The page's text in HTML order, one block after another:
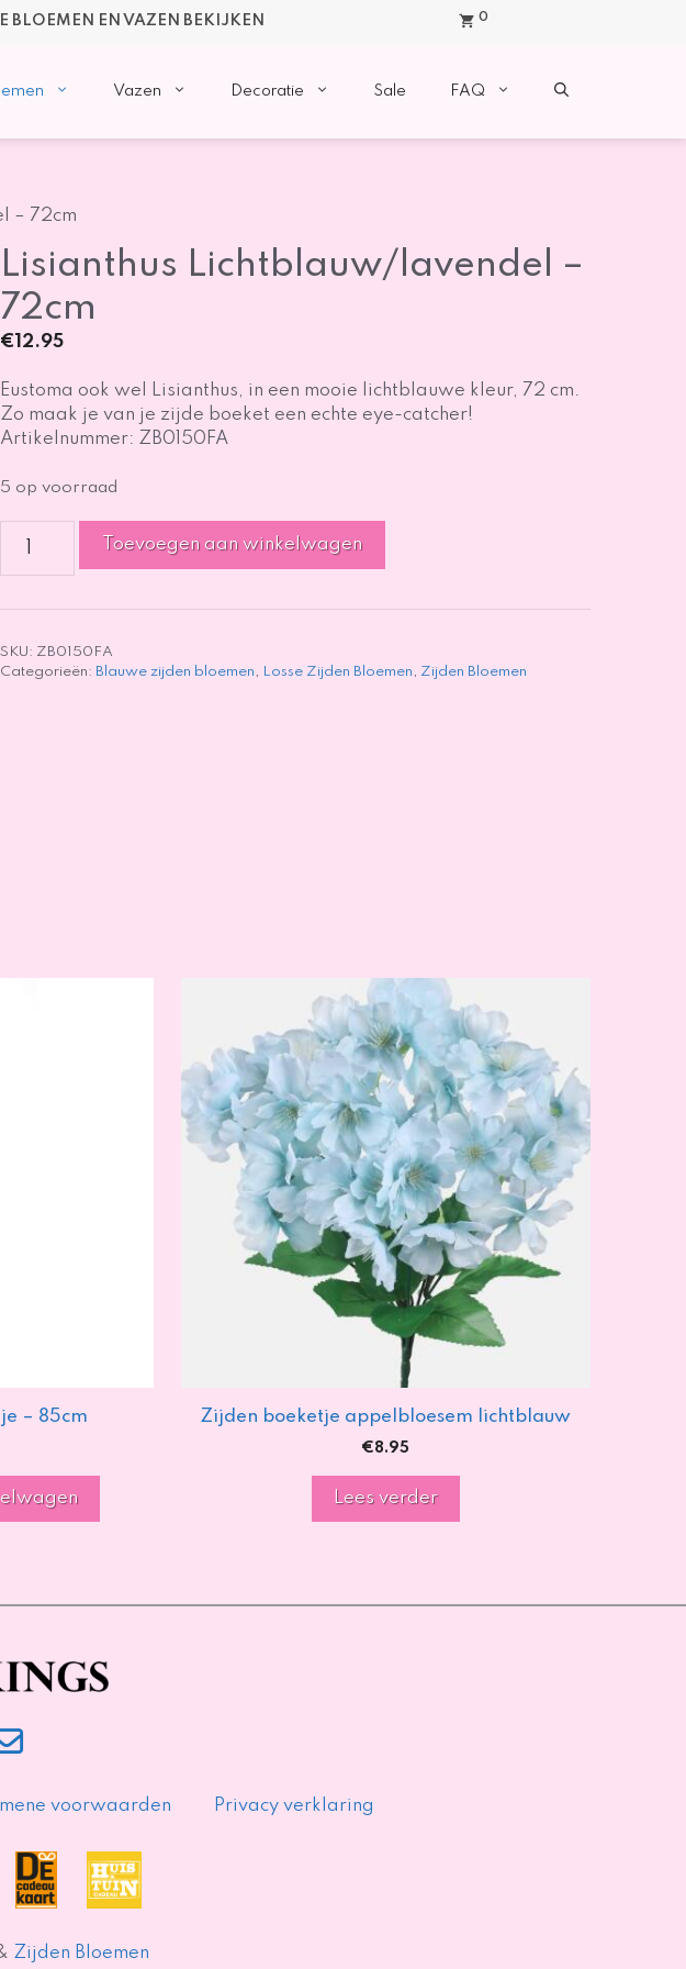
BLOEMEN EN VAZEN BEKIJKEN 0
Vazen Decoratie Sale FAQ
– 72cm
Lisianthus Lichtblauw/lavendel –
72cm
€12.95
Eustoma ook wel Lisianthus, in een mooie lichtblauwe kleur, 72 cm.
Zo maak je van je zijde boeket een echte eye-catcher!
Artikelnummer: ZB0150FA
5 op voorraad
Lichtblauw/lavendel
-
Toevoegen aan winkelwagen
SKU: ZB0150FA
Categorieën: Blauwe zijden bloemen, Losse Zijden Bloemen, Zijden Bloemen
– 85cm Zijden boeketje appelbloesem lichtblauw
€8.95
Lees verder
voorwaarden Privacy verklaring
Zijden Bloemen